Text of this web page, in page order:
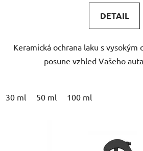
5,0
z
DETAIL
Keramická ochrana laku s vysokým
posune vzhled Vašeho auta
30 ml 50 ml 100 ml